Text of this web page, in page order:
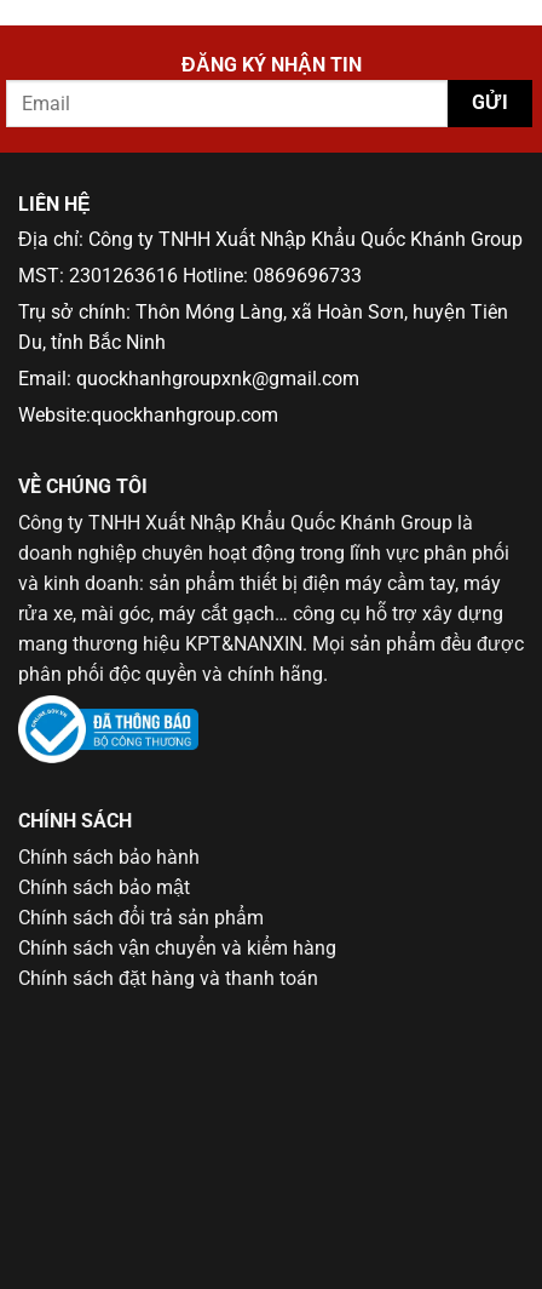
ĐĂNG KÝ NHẬN TIN
LIÊN HỆ
Địa chỉ: Công ty TNHH Xuất Nhập Khẩu Quốc Khánh Group
MST: 2301263616 Hotline: 0869696733
Trụ sở chính: Thôn Móng Làng, xã Hoàn Sơn, huyện Tiên
Du, tỉnh Bắc Ninh
Email: quockhanhgroupxnk@gmail.com
Website:quockhanhgroup.com
VỀ CHÚNG TÔI
Công ty TNHH Xuất Nhập Khẩu Quốc Khánh Group là
doanh nghiệp chuyên hoạt động trong lĩnh vực phân phối
và kinh doanh: sản phẩm thiết bị điện máy cầm tay, máy
rửa xe, mài góc, máy cắt gạch… công cụ hỗ trợ xây dựng
mang thương hiệu KPT&NANXIN. Mọi sản phẩm đều được
phân phối độc quyền và chính hãng.
CHÍNH SÁCH
Chính sách bảo hành
Chính sách bảo mật
Chính sách đổi trả sản phẩm
Chính sách vận chuyển và kiểm hàng
Chính sách đặt hàng và thanh toán